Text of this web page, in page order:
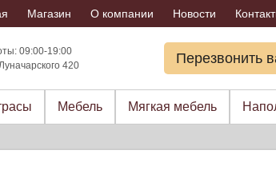
Магазин О компании Новости
09:00-19:00
420
Перезвонить
Мебель Мягкая мебель